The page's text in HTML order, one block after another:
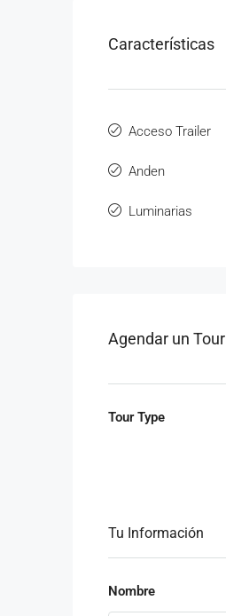
Características
Acceso Trailer
Anden
Luminarias
Agendar un Tour
Tour Type
Tu Información
Nombre